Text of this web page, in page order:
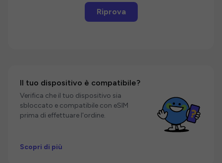
Riprova
Il tuo dispositivo è compatibile?
Verifica che il tuo dispositivo sia
sbloccato e compatibile con eSIM
prima di effettuare l'ordine.
Scopri di più